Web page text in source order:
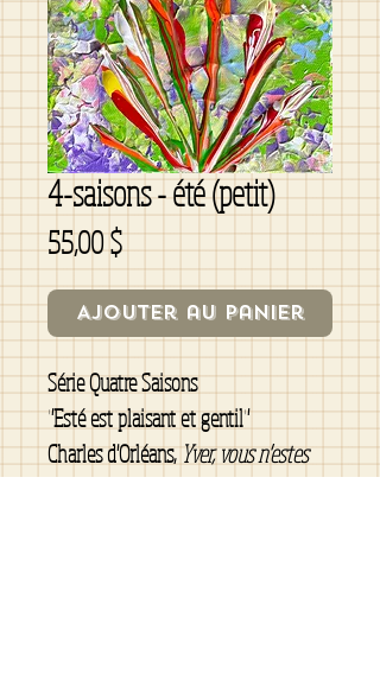
4-saisons - été (petit)
55,00 $Prix
Ajouter au panier
Série Quatre Saisons
"Esté est plaisant et gentil"
Charles d'Orléans,Yver, vous n'estes